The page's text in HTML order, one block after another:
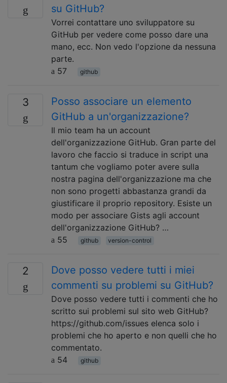
su GitHub?
Vorrei contattare uno sviluppatore su
GitHub per vedere come posso dare una
mano, ecc. Non vedo l'opzione da nessuna
parte.
57
github
3
Posso associare un elemento
GitHub a un'organizzazione?
Il mio team ha un account
dell'organizzazione GitHub. Gran parte del
lavoro che faccio si traduce in script una
tantum che vogliamo poter avere sulla
nostra pagina dell'organizzazione ma che
non sono progetti abbastanza grandi da
giustificare il proprio repository. Esiste un
modo per associare Gists agli account
dell'organizzazione GitHub? …
55
github version-control
2
Dove posso vedere tutti i miei
commenti su problemi su GitHub?
Dove posso vedere tutti i commenti che ho
scritto sui problemi sul sito web GitHub?
https://github.com/issues elenca solo i
problemi che ho aperto e non quelli che ho
commentato.
54
github